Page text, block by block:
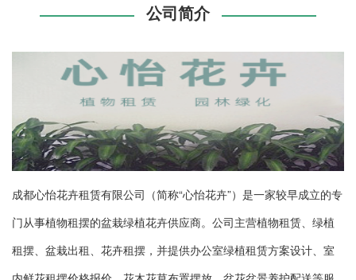
公司简介
成都心怡花卉租赁有限公司（简称“心怡花卉”）是一家较早成立的专
门从事植物租摆的盆栽绿植花卉供应商。公司主营植物租赁、绿植
租摆、盆栽出租、花卉租摆，并提供办公室绿植租赁方案设计、室